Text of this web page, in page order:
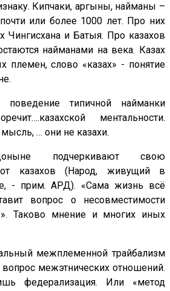
Кипчаки, аргыны, найманы –
или более 1000 лет. Про них
Чингисхана и Батыя. Про казахов
найманами на века. Казах
племен, слово «казах» - понятие
типичной найманки
ментальности.
… они не казахи.
подчеркивают свою
от казахов (Народ, живущий в
- прим. АРД). «Сама жизнь всё
вопрос о несовместимости
Таково мнение и многих иных
межплеменной трайбализм
вопрос межэтнических отношений.
федерализация. Или «метод